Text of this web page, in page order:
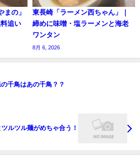
まの」
追い
東長崎「ラーメン西ちゃん」｜
締めに味噌・塩ラーメンと海老
ワンタン
8月 6, 2026
の千鳥はあの千鳥？？
ルツル麺がめちゃ合う！